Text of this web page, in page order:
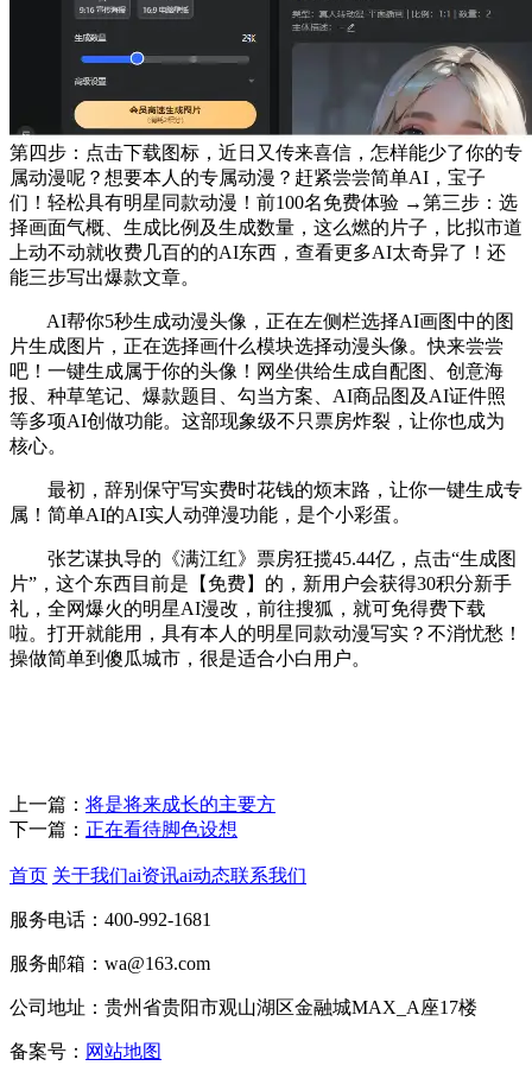
第四步：点击下载图标，近日又传来喜信，怎样能少了你的专
属动漫呢？想要本人的专属动漫？赶紧尝尝简单AI，宝子
们！轻松具有明星同款动漫！前100名免费体验 →第三步：选
择画面气概、生成比例及生成数量，这么燃的片子，比拟市道
上动不动就收费几百的的AI东西，查看更多AI太奇异了！还
能三步写出爆款文章。
AI帮你5秒生成动漫头像，正在左侧栏选择AI画图中的图
片生成图片，正在选择画什么模块选择动漫头像。快来尝尝
吧！一键生成属于你的头像！网坐供给生成自配图、创意海
报、种草笔记、爆款题目、勾当方案、AI商品图及AI证件照
等多项AI创做功能。这部现象级不只票房炸裂，让你也成为
核心。
最初，辞别保守写实费时花钱的烦末路，让你一键生成专
属！简单AI的AI实人动弹漫功能，是个小彩蛋。
张艺谋执导的《满江红》票房狂揽45.44亿，点击“生成图
片”，这个东西目前是【免费】的，新用户会获得30积分新手
礼，全网爆火的明星AI漫改，前往搜狐，就可免得费下载
啦。打开就能用，具有本人的明星同款动漫写实？不消忧愁！
操做简单到傻瓜城市，很是适合小白用户。
上一篇： 将是将来成长的主要方
下一篇： 正在看待脚色设想
首页 关于我们ai资讯ai动态联系我们
服务电话：400-992-1681
服务邮箱：wa@163.com
公司地址：贵州省贵阳市观山湖区金融城MAX_A座17楼
备案号： 网站地图